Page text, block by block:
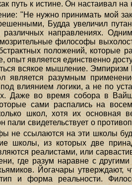
путь к истине. Он настаивал
"Не нужно принимать мой
Будда увеличил
различных направлениях.
философы
положений, которые
опыт является единственно
всякое мышление.
является разумным
влиянием логики, а не по
Даже во время собора в
сами распались на
школ, хотя их основная
пали свидетельствует о
не ссылаются на эти школы
школы, из которых две
реалистами, или
где разум наравне с
Йогачары утверждают,
и форма реальности.